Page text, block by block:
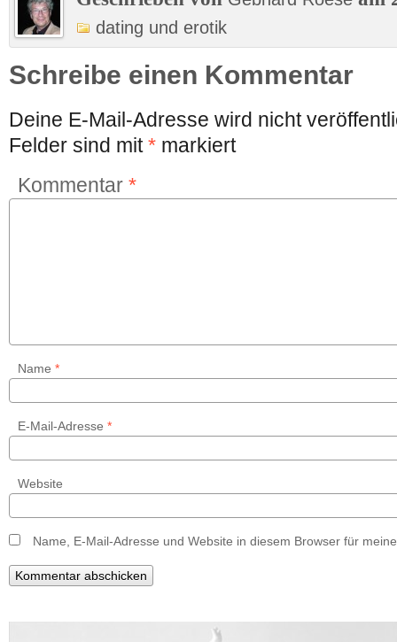
dating und erotik
Schreibe einen Kommentar
Deine E-Mail-Adresse wird nicht
Felder sind mit* markiert
Kommentar *
Name *
E-Mail-Adresse *
Website
Name, E-Mail-Adresse und Website in diesem Browser für